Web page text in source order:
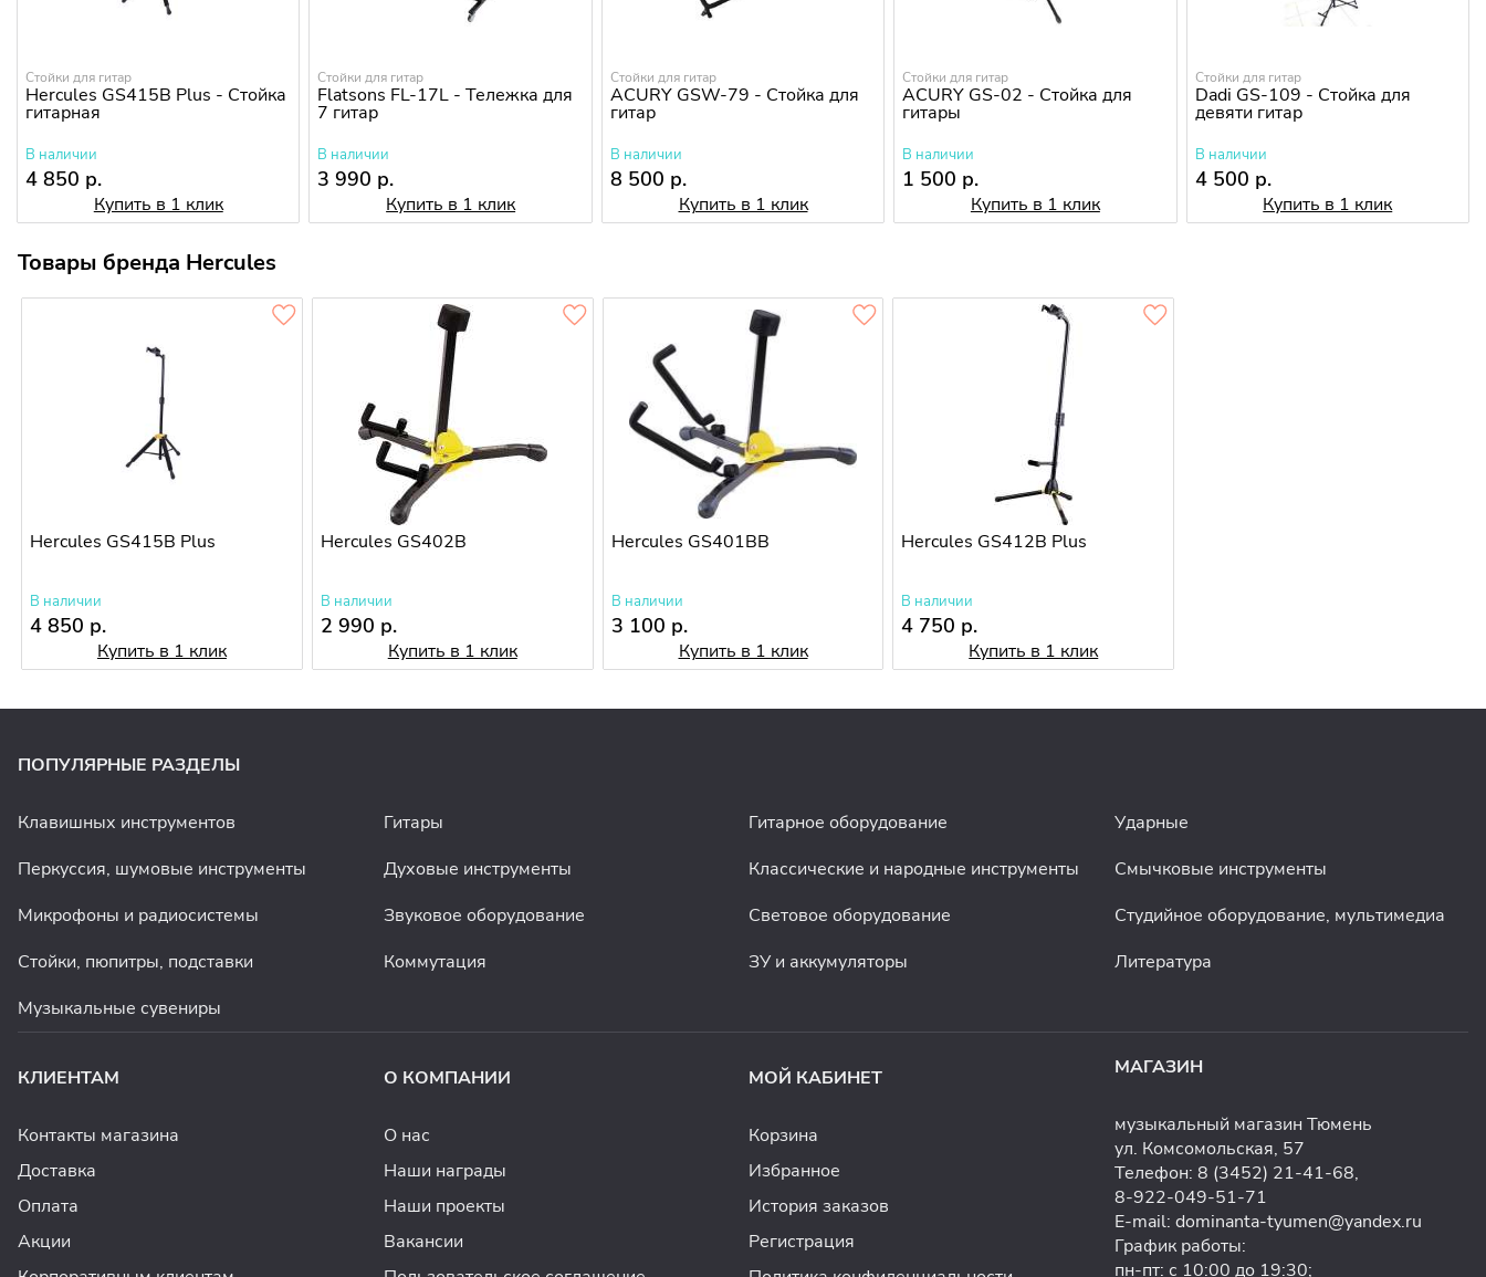
Стойки для гитар
Hercules GS415B Plus - Стойка
гитарная
В наличии
4 850 р.
Купить в 1 клик
Стойки для гитар
Flatsons FL-17L - Тележка для
7 гитар
В наличии
3 990 р.
Купить в 1 клик
Стойки для гитар
ACURY GSW-79 - Стойка для
гитар
В наличии
8 500 р.
Купить в 1 клик
Стойки для гитар
ACURY GS-02 - Стойка для
гитары
В наличии
1 500 р.
Купить в 1 клик
Стойки для гитар
Dadi GS-109 - Стойка для
девяти гитар
В наличии
4 500 р.
Купить в 1 клик
Товары бренда Hercules
Hercules GS415B Plus
В наличии
4 850 р.
Купить в 1 клик
Hercules GS402B
В наличии
2 990 р.
Купить в 1 клик
Hercules GS401BB
В наличии
3 100 р.
Купить в 1 клик
Hercules GS412B Plus
В наличии
4 750 р.
Купить в 1 клик
ПОПУЛЯРНЫЕ РАЗДЕЛЫ
Клавишных инструментов Гитары Гитарное оборудование
Ударные
Перкуссия, шумовые инструменты
Духовые инструменты Классические и народные инструменты
Смычковые инструменты
Микрофоны и радиосистемы
Звуковое оборудование Световое оборудование
Студийное оборудование, мультимедиа
Стойки, пюпитры, подставки
Коммутация ЗУ и аккумуляторы
Литература
Музыкальные сувениры
КЛИЕНТАМ
Контакты магазина
Доставка
Оплата
Акции
О КОМПАНИИ
О нас
Наши награды
Наши проекты
Вакансии
МОЙ КАБИНЕТ
Корзина
Избранное
История заказов
Регистрация
МАГАЗИН
музыкальный магазин Тюмень
ул. Комсомольская, 57
Телефон: 8 (3452) 21-41-68,
8-922-049-51-71
E-mail: dominanta-tyumen@yandex.ru
График работы:
пн-пт: с 10:00 до 19:30;